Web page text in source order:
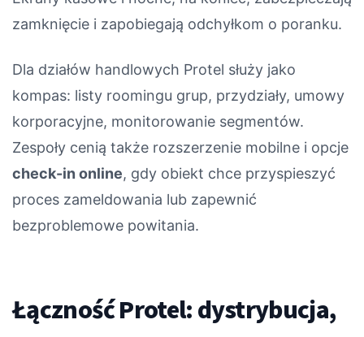
zamknięcie i zapobiegają odchyłkom o poranku.
Dla działów handlowych Protel służy jako
kompas: listy roomingu grup, przydziały, umowy
korporacyjne, monitorowanie segmentów.
Zespoły cenią także rozszerzenie mobilne i opcje
check-in online, gdy obiekt chce przyspieszyć
proces zameldowania lub zapewnić
bezproblemowe powitania.
Łączność Protel: dystrybucja,